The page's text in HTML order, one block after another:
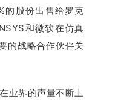
的股份出售给罗克
和微软在仿真
的战略合作伙伴关
业界的声量不断上